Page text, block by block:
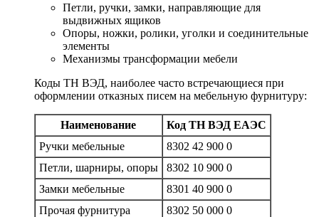
Петли, ручки, замки, направляющие для
выдвижных ящиков
Опоры, ножки, ролики, уголки и соединительные
элементы
Механизмы трансформации мебели
Коды ТН ВЭД, наиболее часто встречающиеся при
оформлении отказных писем на мебельную фурнитуру:
Наименование
Код ТН ВЭД ЕАЭС
Ручки мебельные
8302 42 900 0
Петли, шарниры, опоры
8302 10 900 0
Замки мебельные
8301 40 900 0
Прочая фурнитура
8302 50 000 0